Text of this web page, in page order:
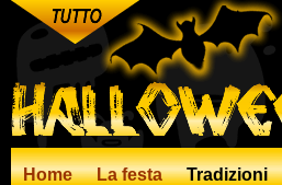
Home La festa Tradizioni